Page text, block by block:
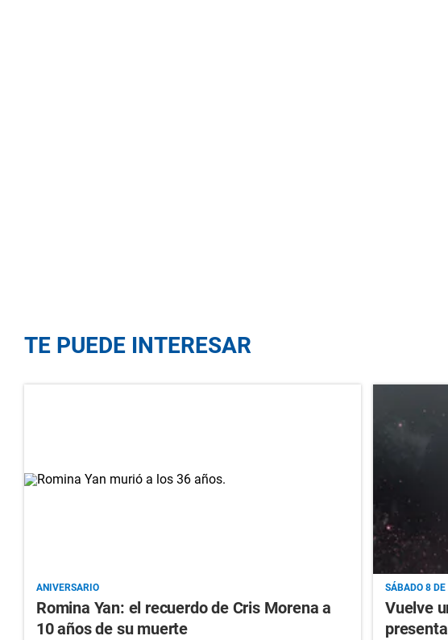
TE PUEDE INTERESAR
ANIVERSARIO
Romina Yan: el recuerdo de Cris Morena a
10 años de su muerte
SÁBADO 8 DE
Vuelve